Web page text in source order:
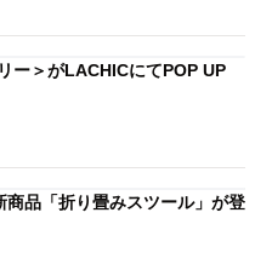
ー＞がLACHICにてPOP UP
商品「折り畳みスツール」が登